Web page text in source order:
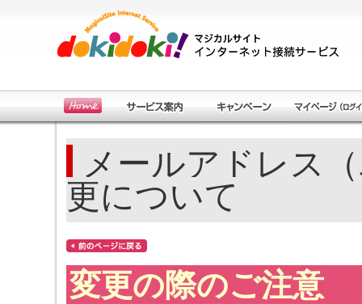
メールアドレス
更について
変更の際のご注意